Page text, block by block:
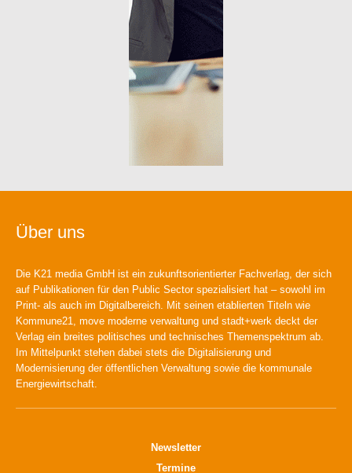
Über uns
Die K21 media GmbH ist ein zukunftsorientierter Fachverlag, der sich
auf Publikationen für den Public Sector spezialisiert hat – sowohl im
Print- als auch im Digitalbereich. Mit seinen etablierten Titeln wie
Kommune21, move moderne verwaltung und stadt+werk deckt der
Verlag ein breites politisches und technisches Themenspektrum ab.
Im Mittelpunkt stehen dabei stets die Digitalisierung und
Modernisierung der öffentlichen Verwaltung sowie die kommunale
Energiewirtschaft.
Newsletter
Termine